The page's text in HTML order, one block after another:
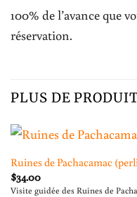
100% de l’avance que
réservation.
PLUS DE
Ruines de Pachacamac
$34.00
Visite guidée des Ruines de